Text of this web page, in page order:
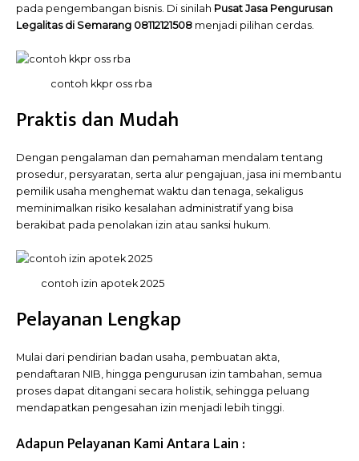
pada pengembangan bisnis. Di sinilah Pusat Jasa Pengurusan
Legalitas di Semarang 08112121508 menjadi pilihan cerdas.
contoh kkpr oss rba
Praktis dan Mudah
Dengan pengalaman dan pemahaman mendalam tentang
prosedur, persyaratan, serta alur pengajuan, jasa ini membantu
pemilik usaha menghemat waktu dan tenaga, sekaligus
meminimalkan risiko kesalahan administratif yang bisa
berakibat pada penolakan izin atau sanksi hukum.
contoh izin apotek 2025
Pelayanan Lengkap
Mulai dari pendirian badan usaha, pembuatan akta,
pendaftaran NIB, hingga pengurusan izin tambahan, semua
proses dapat ditangani secara holistik, sehingga peluang
mendapatkan pengesahan izin menjadi lebih tinggi.
Adapun Pelayanan Kami Antara Lain :